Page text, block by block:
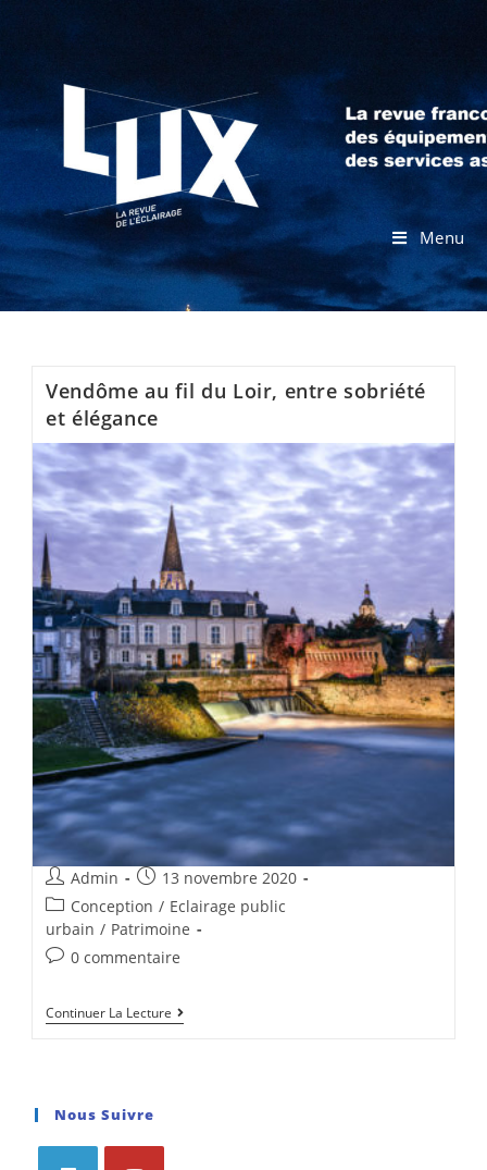
Menu
Vendôme au fil du Loir, entre sobriété
et élégance
Admin
13 novembre 2020
Conception / Eclairage public
urbain / Patrimoine
0 commentaire
Continuer La Lecture
Nous Suivre